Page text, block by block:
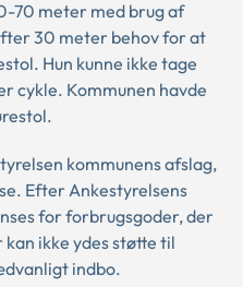
70 meter med brug af
30 meter behov for at
Hun kunne ikke tage
cykle. Kommunen havde
kommunens afslag,
Efter Ankestyrelsens
for forbrugsgoder, der
ikke ydes støtte til
indbo.